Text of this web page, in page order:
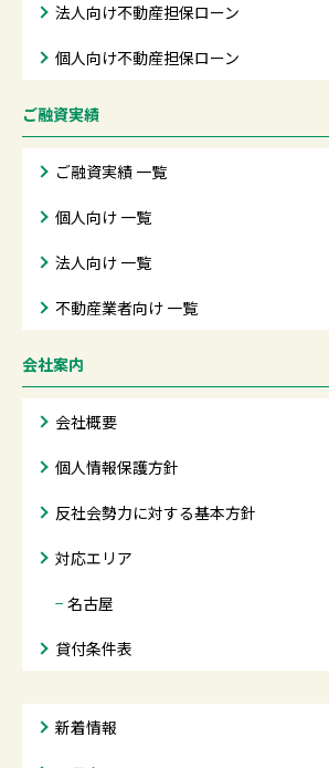
法人向け不動産担保ローン
個人向け不動産担保ローン
ご融資実績
ご融資実績 一覧
個人向け 一覧
法人向け 一覧
不動産業者向け 一覧
会社案内
会社概要
個人情報保護方針
反社会勢力に対する基本方針
対応エリア
− 名古屋
貸付条件表
新着情報